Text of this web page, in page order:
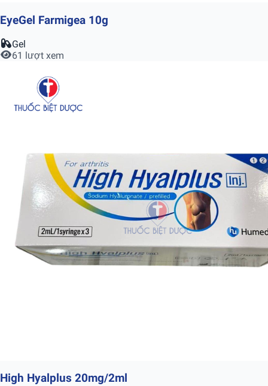
EyeGel Farmigea 10g
Gel
61 lượt xem
High Hyalplus 20mg/2ml